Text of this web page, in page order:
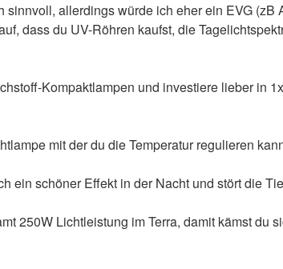
sinnvoll, allerdings würde ich eher ein EVG
dass du UV-Röhren kaufst, die
Kompaktlampen und investiere lieber in
mit der du die Temperatur regulieren
ein schöner Effekt in der Nacht und stört die
250W Lichtleistung im Terra, damit kämst